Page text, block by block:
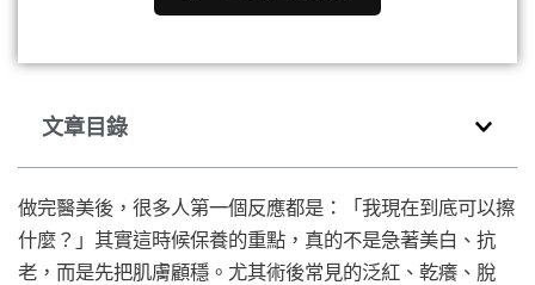
文章目錄
做完醫美後，很多人第一個反應都是：「我現在到底可以擦
什麼？」其實這時候保養的重點，真的不是急著美白、抗
老，而是先把肌膚顧穩。尤其術後常見的泛紅、乾癢、脫